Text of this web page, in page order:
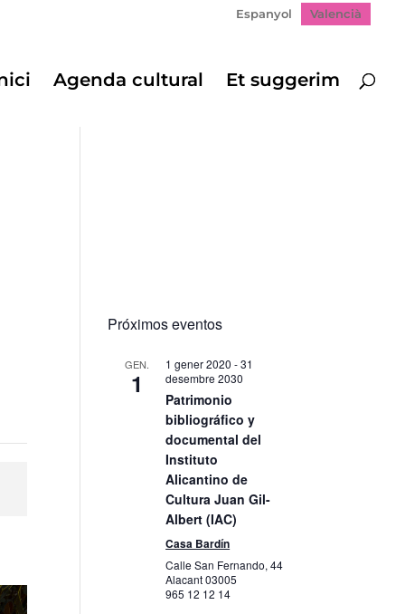
Espanyol Valencià
Agenda cultural Et suggerim
Próximos eventos
GEN.
1
1 gener 2020 -31
desembre 2030
Patrimonio
bibliográfico y
documental del
Instituto
Alicantino de
Cultura Juan Gil-
Albert (IAC)
Casa Bardín
Calle San Fernando, 44
Alacant03005
965 12 12 14